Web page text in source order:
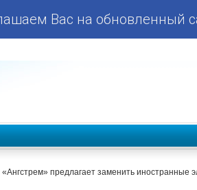
Вас на обновленный
«Ангстрем» предлагает заменить иностранные